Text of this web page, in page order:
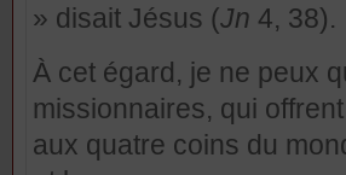
» disait Jésus (Jn 4, 38).
À cet égard, je ne peux
missionnaires, qui
aux quatre coins du